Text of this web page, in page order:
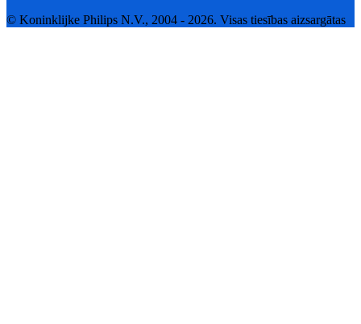
© Koninklijke Philips N.V., 2004 - 2026. Visas tiesības aizsargātas